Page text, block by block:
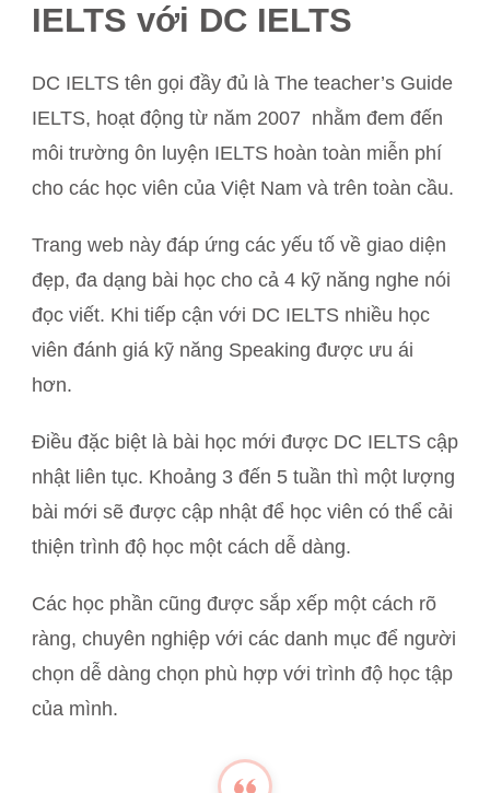
IELTS với DC IELTS
DC IELTS tên gọi đầy đủ là The teacher’s Guide
IELTS, hoạt động từ năm 2007 nhằm đem đến
môi trường ôn luyện IELTS hoàn toàn miễn phí
cho các học viên của Việt Nam và trên toàn cầu.
Trang web này đáp ứng các yếu tố về giao diện
đẹp, đa dạng bài học cho cả 4 kỹ năng nghe nói
đọc viết. Khi tiếp cận với DC IELTS nhiều học
viên đánh giá kỹ năng Speaking được ưu ái
hơn.
Điều đặc biệt là bài học mới được DC IELTS cập
nhật liên tục. Khoảng 3 đến 5 tuần thì một lượng
bài mới sẽ được cập nhật để học viên có thể cải
thiện trình độ học một cách dễ dàng.
Các học phần cũng được sắp xếp một cách rõ
ràng, chuyên nghiệp với các danh mục để người
chọn dễ dàng chọn phù hợp với trình độ học tập
của mình.